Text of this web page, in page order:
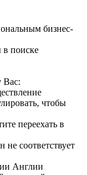
бизнес-
в поиске
Вас:
чтобы
переехать в
не соответствует
Англии